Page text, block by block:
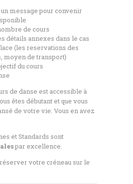
message pour convenir
de cours
détails annexes dans le cas
(les reservations des
moyen de transport)
du cours
de danse est accessible à
êtes débutant et que vous
de votre vie. Vous en avez
et Standards sont
par excellence.
votre créneau sur le